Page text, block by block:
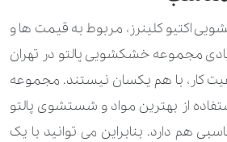
560.000 تومان
120.000 تومان 170.000 تومان
60.000 تومان 100.000 تومان
اکتیو کلینرز، مربوط به قیمت ها و
مجموعه خشکشویی پالتو در تهران
کار، با هم یکسان نیستند. مجموعه
از بهترین مواد و شستشوی پالتو
هم دارد. بنابراین می توانید با یک